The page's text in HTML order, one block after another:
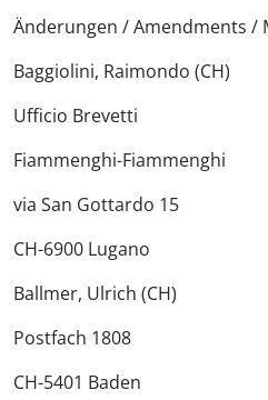
Änderungen / Amendments /
Baggiolini, Raimondo (CH)
Ufficio Brevetti
Fiammenghi-Fiammenghi
via San Gottardo 15
CH-6900 Lugano
Ballmer, Ulrich (CH)
Postfach 1808
CH-5401 Baden